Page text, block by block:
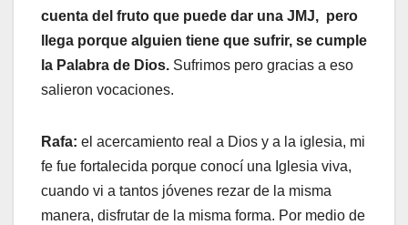
cuenta del fruto que puede dar una JMJ, pero
llega porque alguien tiene que sufrir, se cumple
la Palabra de Dios. Sufrimos pero gracias a eso
salieron vocaciones.
Rafa: el acercamiento real a Dios y a la iglesia, mi
fe fue fortalecida porque conocí una Iglesia viva,
cuando vi a tantos jóvenes rezar de la misma
manera, disfrutar de la misma forma. Por medio de